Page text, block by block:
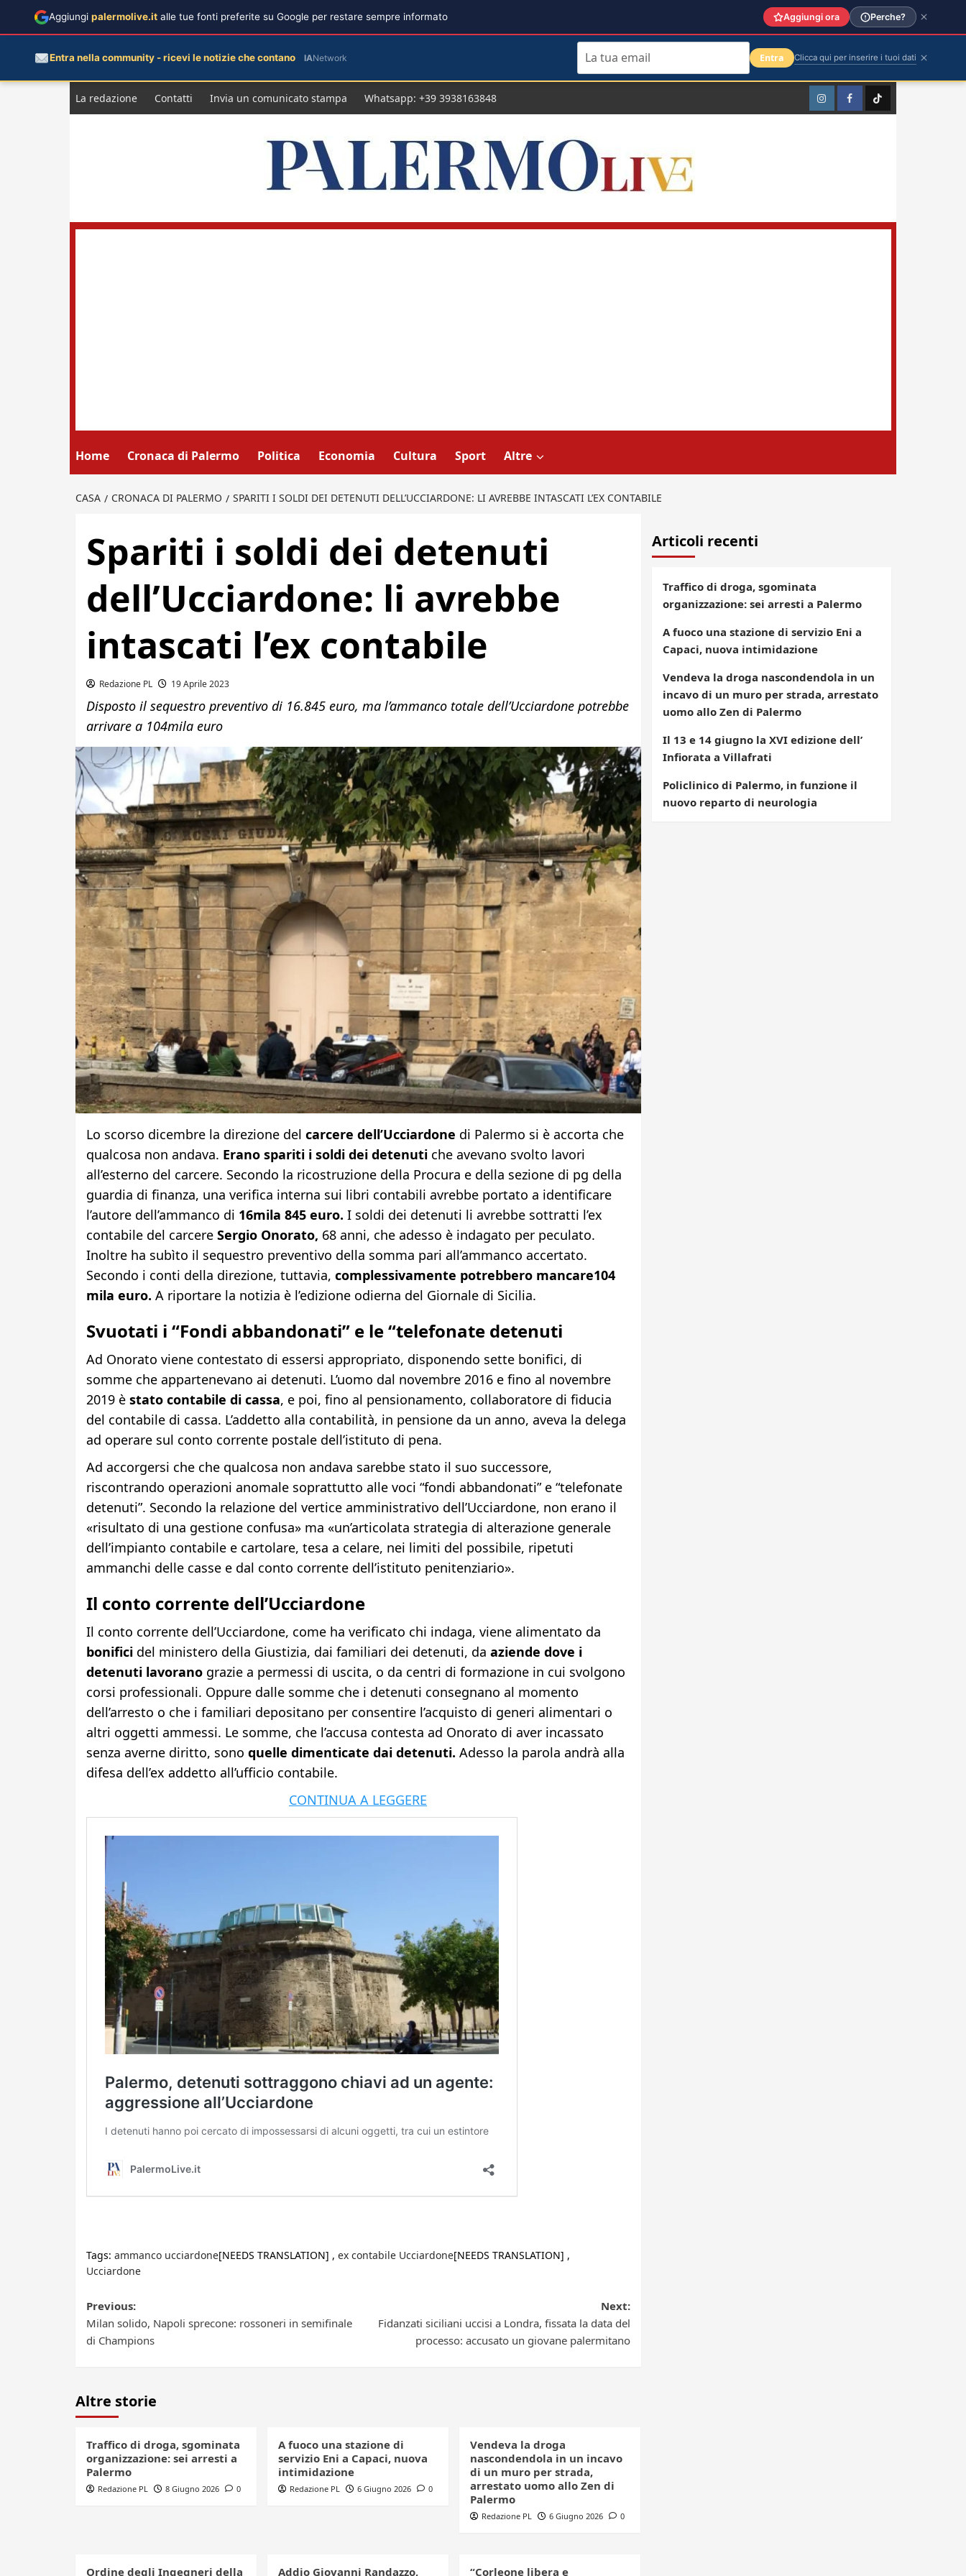
La redazione Contatti Invia un comunicato stampa Whatsapp: +39 3938163848 InstagramFacebookTikTok
Home Cronaca di Palermo Politica Economia Cultura Sport Altre
CASA CRONACA DI PALERMO SPARITI I SOLDI DEI DETENUTI DELL’UCCIARDONE: LI AVREBBE INTASCATI L’EX CONTABILE
Spariti i soldi dei detenuti
dell’Ucciardone: li avrebbe
intascati l’ex contabile
Redazione PL 19 Aprile 2023
Disposto il sequestro preventivo di 16.845 euro, ma l’ammanco totale dell’Ucciardone potrebbe
arrivare a 104mila euro
Lo scorso dicembre la direzione del carcere dell’Ucciardone di Palermo si è accorta che
qualcosa non andava. Erano spariti i soldi dei detenutiche avevano svolto lavori
all’esterno del carcere. Secondo la ricostruzione della Procura e della sezione di pg della
guardia di finanza, una verifica interna sui libri contabili avrebbe portato a identificare
l’autore dell’ammanco di 16mila 845 euro. I soldi dei detenuti li avrebbe sottratti l’ex
contabile del carcere Sergio Onorato, 68 anni, che adesso è indagato per peculato.
Inoltre ha subìto il sequestro preventivo della somma pari all’ammanco accertato.
Secondo i conti della direzione, tuttavia, complessivamente potrebbero mancare104
mila euro. A riportare la notizia è l’edizione odierna del Giornale di Sicilia.
Svuotati i “Fondi abbandonati” e le “telefonate detenuti
Ad Onorato viene contestato di essersi appropriato, disponendo sette bonifici, di
somme che appartenevano ai detenuti. L’uomo dal novembre 2016 e fino al novembre
2019 è stato contabile di cassa, e poi, fino al pensionamento, collaboratore di fiducia
del contabile di cassa. L’addetto alla contabilità, in pensione da un anno, aveva la delega
ad operare sul conto corrente postale dell’istituto di pena.
Ad accorgersi che che qualcosa non andava sarebbe stato il suo successore,
riscontrando operazioni anomale soprattutto alle voci “fondi abbandonati” e “telefonate
detenuti”. Secondo la relazione del vertice amministrativo dell’Ucciardone, non erano il
«risultato di una gestione confusa» ma «un’articolata strategia di alterazione generale
dell’impianto contabile e cartolare, tesa a celare, nei limiti del possibile, ripetuti
ammanchi delle casse e dal conto corrente dell’istituto penitenziario».
Il conto corrente dell’Ucciardone
Il conto corrente dell’Ucciardone, come ha verificato chi indaga, viene alimentato da
bonificidel ministero della Giustizia, dai familiari dei detenuti, da aziende dove i
detenuti lavoranograzie a permessi di uscita, o da centri di formazione in cui svolgono
corsi professionali. Oppure dalle somme che i detenuti consegnano al momento
dell’arresto o che i familiari depositano per consentire l’acquisto di generi alimentari o
altri oggetti ammessi. Le somme, che l’accusa contesta ad Onorato di aver incassato
senza averne diritto, sono quelle dimenticate dai detenuti. Adesso la parola andrà alla
difesa dell’ex addetto all’ufficio contabile.
CONTINUA A LEGGERE
Tags: ammanco ucciardone[NEEDS TRANSLATION] , ex contabile Ucciardone[NEEDS TRANSLATION] ,
Ucciardone
Post
navigation
Previous:
Milan solido, Napoli sprecone: rossoneri in semifinale
di Champions
Next:
Fidanzati siciliani uccisi a Londra, fissata la data del
processo: accusato un giovane palermitano
Altre storie
Traffico di droga, sgominata
organizzazione: sei arresti a
Palermo
Redazione PL 8 Giugno 2026 0
A fuoco una stazione di
servizio Eni a Capaci, nuova
intimidazione
Redazione PL 6 Giugno 2026 0
Vendeva la droga
nascondendola in un incavo
di un muro per strada,
arrestato uomo allo Zen di
Palermo
Redazione PL 6 Giugno 2026 0
Ordine degli Ingegneri della Addio Giovanni Randazzo, “Corleone libera e
Articoli recenti
Traffico di droga, sgominata
organizzazione: sei arresti a Palermo
A fuoco una stazione di servizio Eni a
Capaci, nuova intimidazione
Vendeva la droga nascondendola in un
incavo di un muro per strada, arrestato
uomo allo Zen di Palermo
Il 13 e 14 giugno la XVI edizione dell’
Infiorata a Villafrati
Policlinico di Palermo, in funzione il
nuovo reparto di neurologia
Aggiungi palermolive.it alle tue fonti preferite su Google per restare sempre informato Aggiungi ora Perche?
Entra nella community - ricevi le notizie che contano IANetwork Entra Clicca qui per inserire i tuoi dati